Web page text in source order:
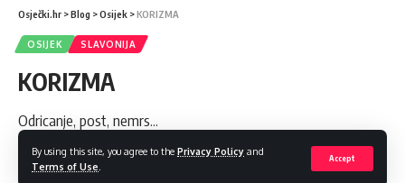
By using this site, you agree to the Privacy Policy and
Terms of Use
Accept
Osječki.hr >Blog >Osijek >KORIZMA
OSIJEK SLAVONIJA
KORIZMA
Odricanje, post, nemrs...
Share 4 Min Read